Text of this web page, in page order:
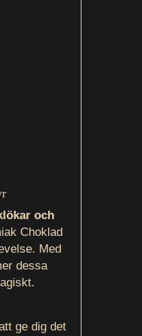
och
Choklad
Med
dessa
ge dig det